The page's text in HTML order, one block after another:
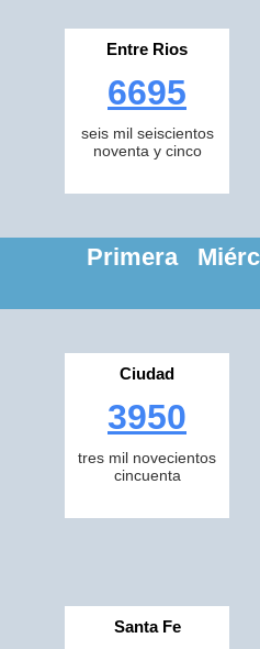
Entre Rios
6695
seis mil seiscientos
noventa y cinco
Primera
Ciudad
3950
tres mil novecientos
cincuenta
Santa Fe